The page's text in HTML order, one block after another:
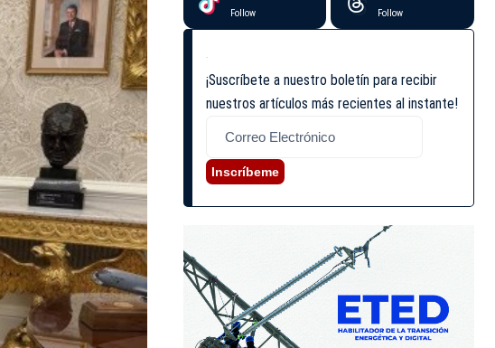
Follow Follow
¡Suscríbete a nuestro boletín para recibir
nuestros artículos más recientes al instante!
Inscríbeme